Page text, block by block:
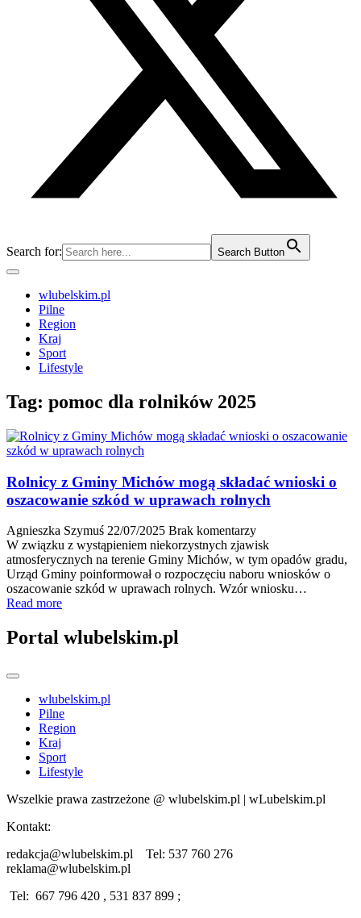
Search for: Search Button
wlubelskim.pl
Pilne
Region
Kraj
Sport
Lifestyle
Tag: pomoc dla rolników 2025
Rolnicy z Gminy Michów mogą składać wnioski o
oszacowanie szkód w uprawach rolnych
Agnieszka Szymuś 22/07/2025 Brak komentarzy
W związku z wystąpieniem niekorzystnych zjawisk
atmosferycznych na terenie Gminy Michów, w tym opadów gradu,
Urząd Gminy poinformował o rozpoczęciu naboru wniosków o
oszacowanie szkód w uprawach rolnych. Wzór wniosku…
Read more
Portal wlubelskim.pl
wlubelskim.pl
Pilne
Region
Kraj
Sport
Lifestyle
Wszelkie prawa zastrzeżone @ wlubelskim.pl | wLubelskim.pl
Kontakt:
redakcja@wlubelskim.pl Tel: 537 760 276
reklama@wlubelskim.pl
Tel: 667 796 420 , 531 837 899 ;